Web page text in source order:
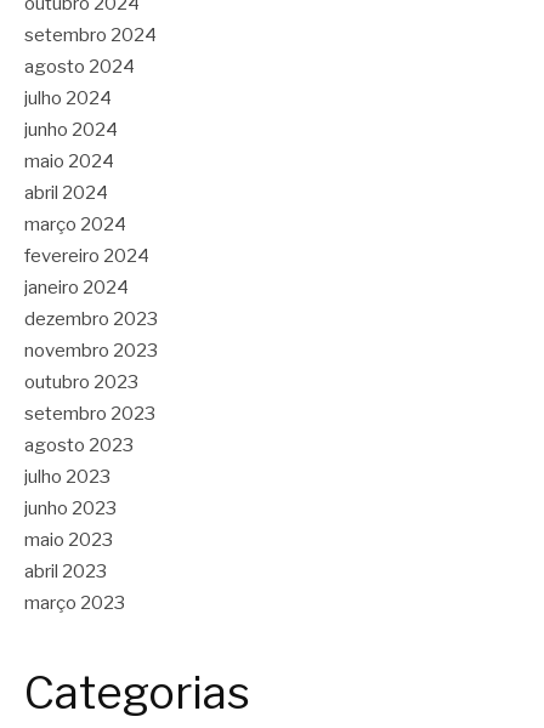
setembro 2024
agosto 2024
julho 2024
junho 2024
maio 2024
abril 2024
março 2024
fevereiro 2024
janeiro 2024
dezembro 2023
novembro 2023
outubro 2023
setembro 2023
agosto 2023
julho 2023
junho 2023
maio 2023
abril 2023
março 2023
Categorias